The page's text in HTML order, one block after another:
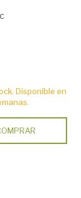
Disponible en